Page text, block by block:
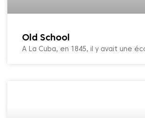
Old School
A La Cuba, en 1845, il y avait une